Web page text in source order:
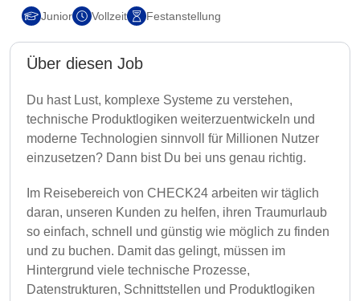
Junior Vollzeit Festanstellung
Über diesen Job
Du hast Lust, komplexe Systeme zu verstehen,
technische Produktlogiken weiterzuentwickeln und
moderne Technologien sinnvoll für Millionen Nutzer
einzusetzen? Dann bist Du bei uns genau richtig.
Im Reisebereich von CHECK24 arbeiten wir täglich
daran, unseren Kunden zu helfen, ihren Traumurlaub
so einfach, schnell und günstig wie möglich zu finden
und zu buchen. Damit das gelingt, müssen im
Hintergrund viele technische Prozesse,
Datenstrukturen, Schnittstellen und Produktlogiken